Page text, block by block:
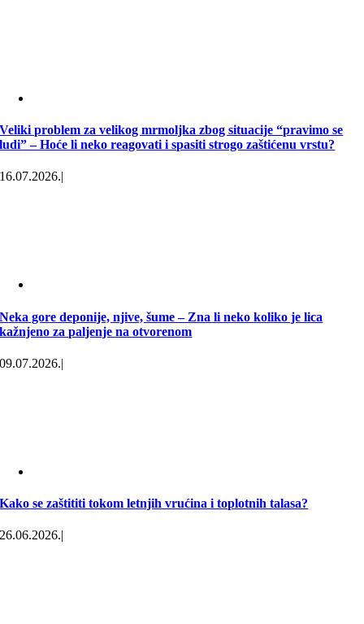
Veliki problem za velikog mrmoljka zbog situacije “pravimo se
ludi” – Hoće li neko reagovati i spasiti strogo zaštićenu vrstu?
16.07.2026.|
Neka gore deponije, njive, šume – Zna li neko koliko je lica
kažnjeno za paljenje na otvorenom
09.07.2026.|
Kako se zaštititi tokom letnjih vrućina i toplotnih talasa?
26.06.2026.|